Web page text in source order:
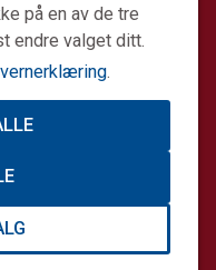
på en av de tre
endre valget ditt.
.
en ideell stiftelse.
akuttmedisin.
Helikopter
på